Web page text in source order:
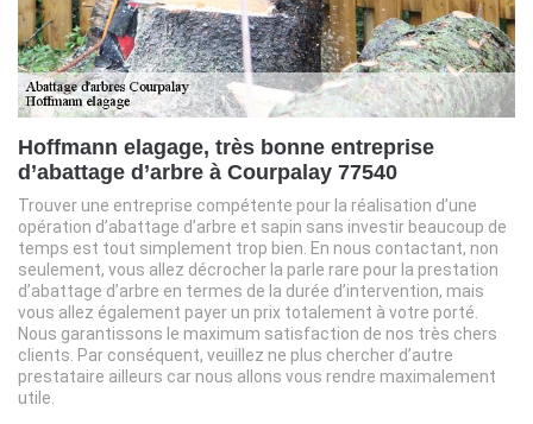
Hoffmann elagage, très bonne entreprise
d’abattage d’arbre à Courpalay 77540
Trouver une entreprise compétente pour la réalisation d’une
opération d’abattage d’arbre et sapin sans investir beaucoup de
temps est tout simplement trop bien. En nous contactant, non
seulement, vous allez décrocher la parle rare pour la prestation
d’abattage d’arbre en termes de la durée d’intervention, mais
vous allez également payer un prix totalement à votre porté.
Nous garantissons le maximum satisfaction de nos très chers
clients. Par conséquent, veuillez ne plus chercher d’autre
prestataire ailleurs car nous allons vous rendre maximalement
utile.